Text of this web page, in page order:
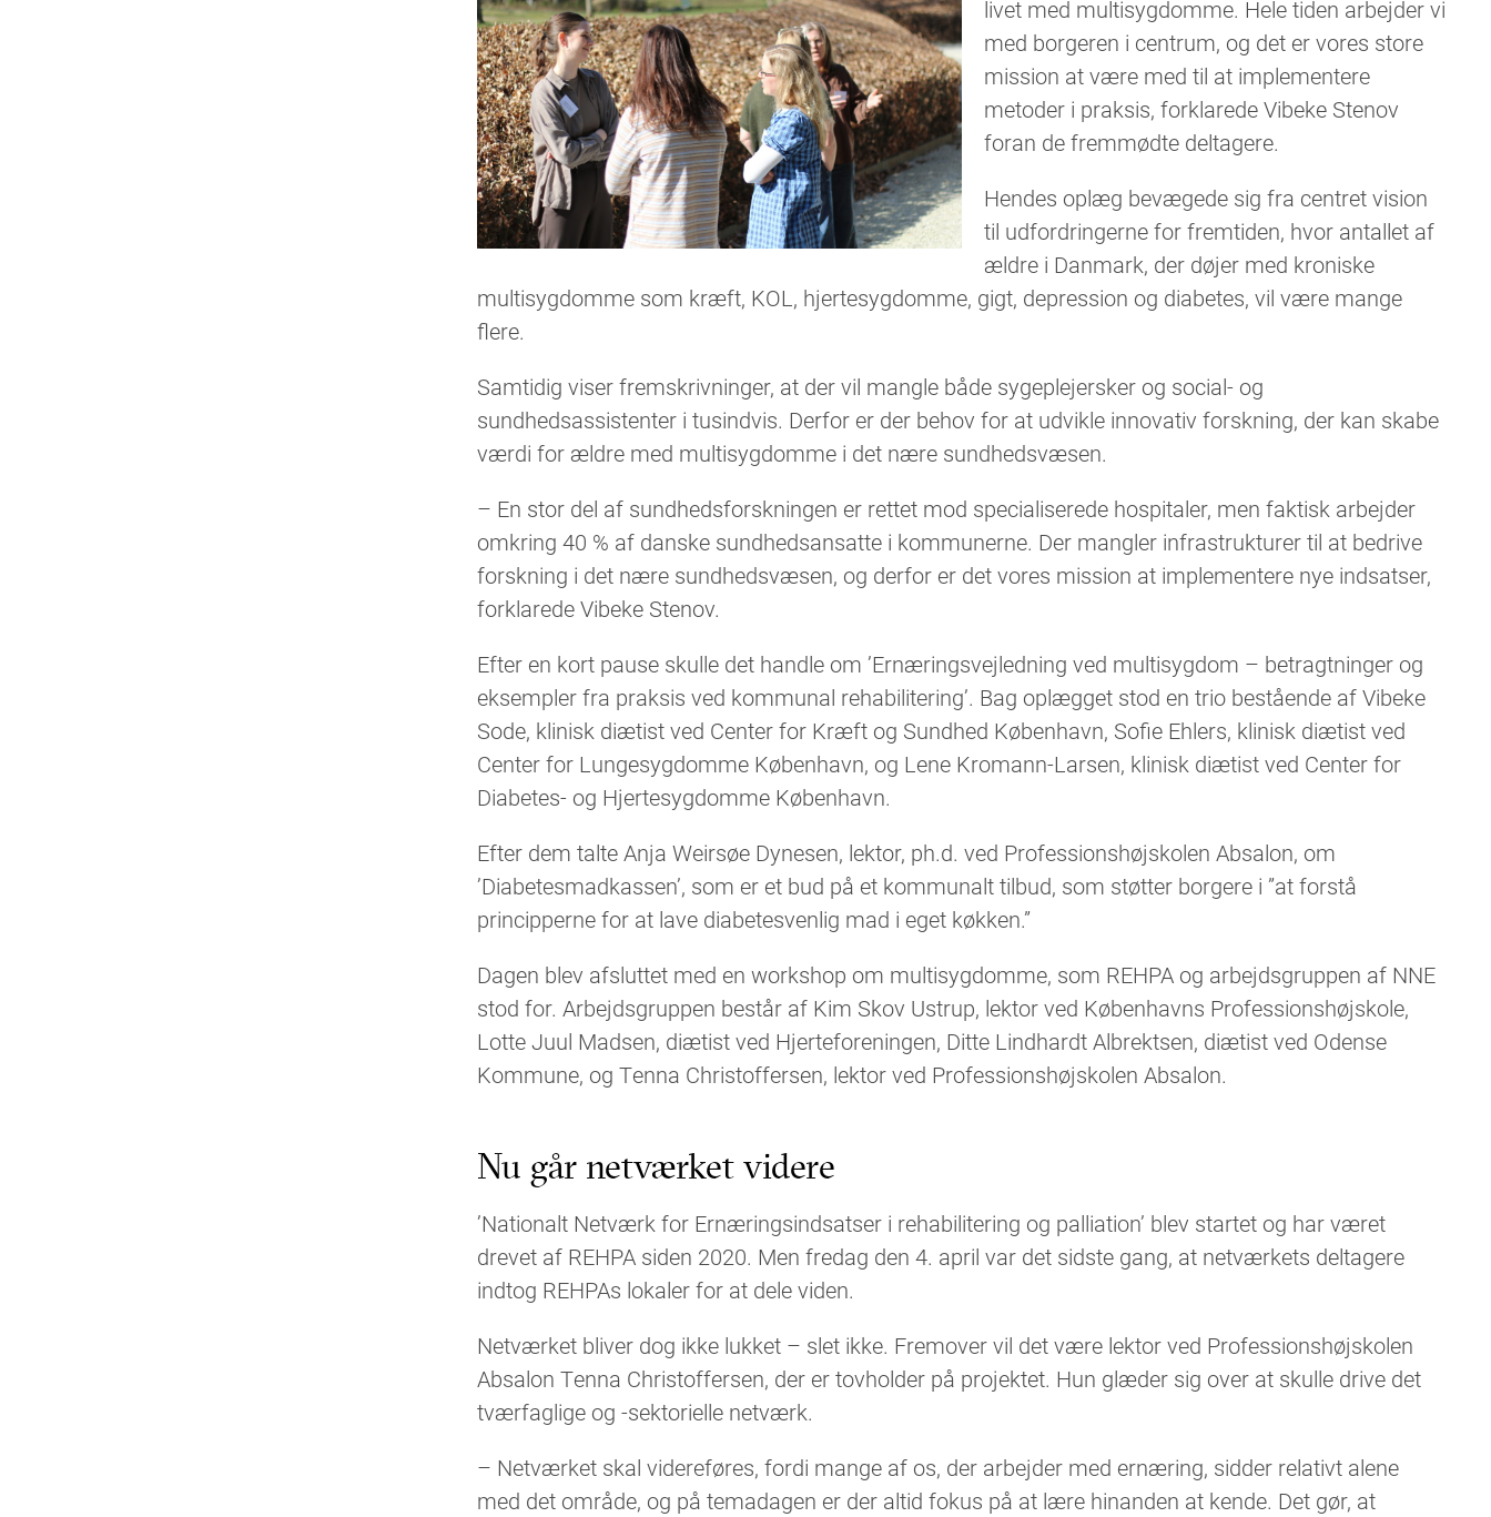
livet med multisygdomme. Hele tiden arbejder vi
med borgeren i centrum, og det er vores store
mission at være med til at implementere
metoder i praksis, forklarede Vibeke Stenov
foran de fremmødte deltagere.
Hendes oplæg bevægede sig fra centret vision
til udfordringerne for fremtiden, hvor antallet af
ældre i Danmark, der døjer med kroniske
multisygdomme som kræft, KOL, hjertesygdomme, gigt, depression og diabetes, vil være mange
flere.
Samtidig viser fremskrivninger, at der vil mangle både sygeplejersker og social- og
sundhedsassistenter i tusindvis. Derfor er der behov for at udvikle innovativ forskning, der kan skabe
værdi for ældre med multisygdomme i det nære sundhedsvæsen.
– En stor del af sundhedsforskningen er rettet mod specialiserede hospitaler, men faktisk arbejder
omkring 40 % af danske sundhedsansatte i kommunerne. Der mangler infrastrukturer til at bedrive
forskning i det nære sundhedsvæsen, og derfor er det vores mission at implementere nye indsatser,
forklarede Vibeke Stenov.
Efter en kort pause skulle det handle om ’Ernæringsvejledning ved multisygdom – betragtninger og
eksempler fra praksis ved kommunal rehabilitering’. Bag oplægget stod en trio bestående af Vibeke
Sode, klinisk diætist ved Center for Kræft og Sundhed København, Sofie Ehlers, klinisk diætist ved
Center for Lungesygdomme København, og Lene Kromann-Larsen, klinisk diætist ved Center for
Diabetes- og Hjertesygdomme København.
Efter dem talte Anja Weirsøe Dynesen, lektor, ph.d. ved Professionshøjskolen Absalon, om
’Diabetesmadkassen’, som er et bud på et kommunalt tilbud, som støtter borgere i ”at forstå
principperne for at lave diabetesvenlig mad i eget køkken.”
Dagen blev afsluttet med en workshop om multisygdomme, som REHPA og arbejdsgruppen af NNE
stod for. Arbejdsgruppen består af Kim Skov Ustrup, lektor ved Københavns Professionshøjskole,
Lotte Juul Madsen, diætist ved Hjerteforeningen, Ditte Lindhardt Albrektsen, diætist ved Odense
Kommune, og Tenna Christoffersen, lektor ved Professionshøjskolen Absalon.
Nu går netværket videre
’Nationalt Netværk for Ernæringsindsatser i rehabilitering og palliation’ blev startet og har været
drevet af REHPA siden 2020. Men fredag den 4. april var det sidste gang, at netværkets deltagere
indtog REHPAs lokaler for at dele viden.
Netværket bliver dog ikke lukket – slet ikke. Fremover vil det være lektor ved Professionshøjskolen
Absalon Tenna Christoffersen, der er tovholder på projektet. Hun glæder sig over at skulle drive det
tværfaglige og -sektorielle netværk.
– Netværket skal videreføres, fordi mange af os, der arbejder med ernæring, sidder relativt alene
med det område, og på temadagen er der altid fokus på at lære hinanden at kende. Det gør, at